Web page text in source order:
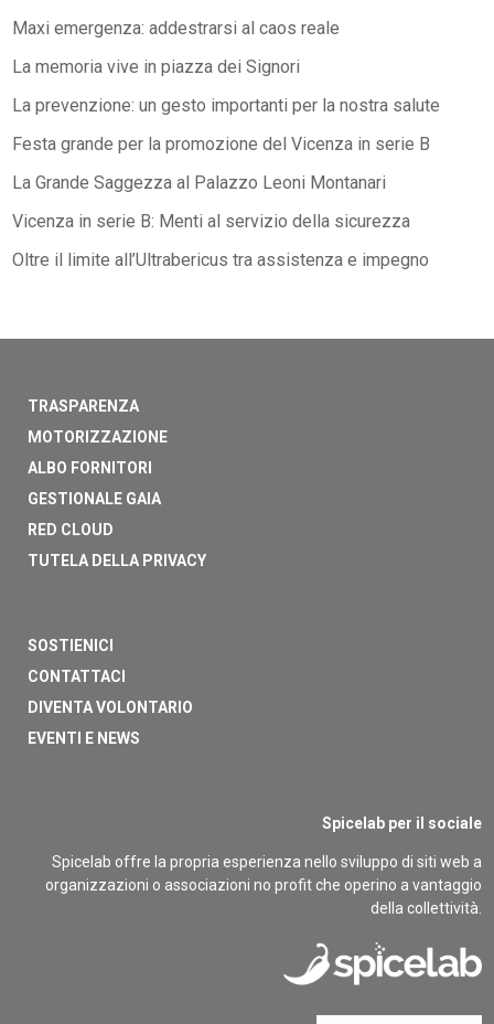
Maxi emergenza: addestrarsi al caos reale
La memoria vive in piazza dei Signori
La prevenzione: un gesto importanti per la nostra salute
Festa grande per la promozione del Vicenza in serie B
La Grande Saggezza al Palazzo Leoni Montanari
Vicenza in serie B: Menti al servizio della sicurezza
Oltre il limite all’Ultrabericus tra assistenza e impegno
TRASPARENZA
MOTORIZZAZIONE
ALBO FORNITORI
GESTIONALE GAIA
RED CLOUD
TUTELA DELLA PRIVACY
SOSTIENICI
CONTATTACI
DIVENTA VOLONTARIO
EVENTI E NEWS
Spicelab per il sociale
Spicelab offre la propria esperienza nello sviluppo di siti web a
organizzazioni o associazioni no profit che operino a vantaggio
della collettività.